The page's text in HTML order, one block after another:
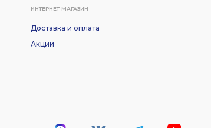
ИНТЕРНЕТ-МАГАЗИН
Доставка и оплата
Акции